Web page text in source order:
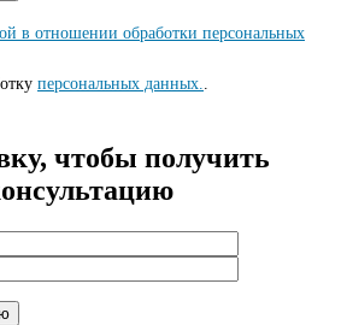
в отношении обработки персональных
персональных данных..
чтобы получить